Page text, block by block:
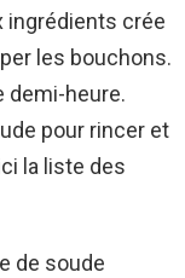
ingrédients crée
les bouchons.
demi-heure.
pour rincer et
la liste des
de soude